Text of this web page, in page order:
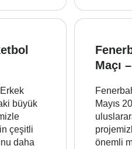
büyük
çeşitli
daha
Maçı
Mayıs
önemli